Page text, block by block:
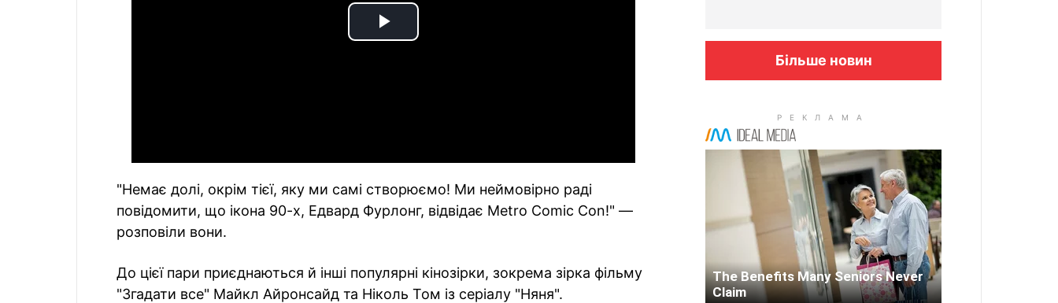
Play
"Немає долі, окрім тієї, яку ми самі створюємо! Ми неймовірно раді
повідомити, що ікона 90-х, Едвард Фурлонг, відвідає Metro Comic Con!" —
розповіли вони.
До цієї пари приєднаються й інші популярні кінозірки, зокрема зірка фільму
"Згадати все" Майкл Айронсайд та Ніколь Том із серіалу "Няня".
Більше новин
The Benefits Many Seniors Never
Claim